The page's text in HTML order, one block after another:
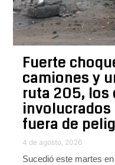
Fuerte
camiones y
ruta 205, los
fuera de
4 de agosto, 2026
Sucedió este martes